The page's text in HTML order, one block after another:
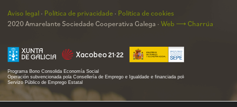
Aviso legal · Política de privacidade · Política de cookies
2020 Amarelante Sociedade Cooperativa Galega · Web ⟶ Charrúa